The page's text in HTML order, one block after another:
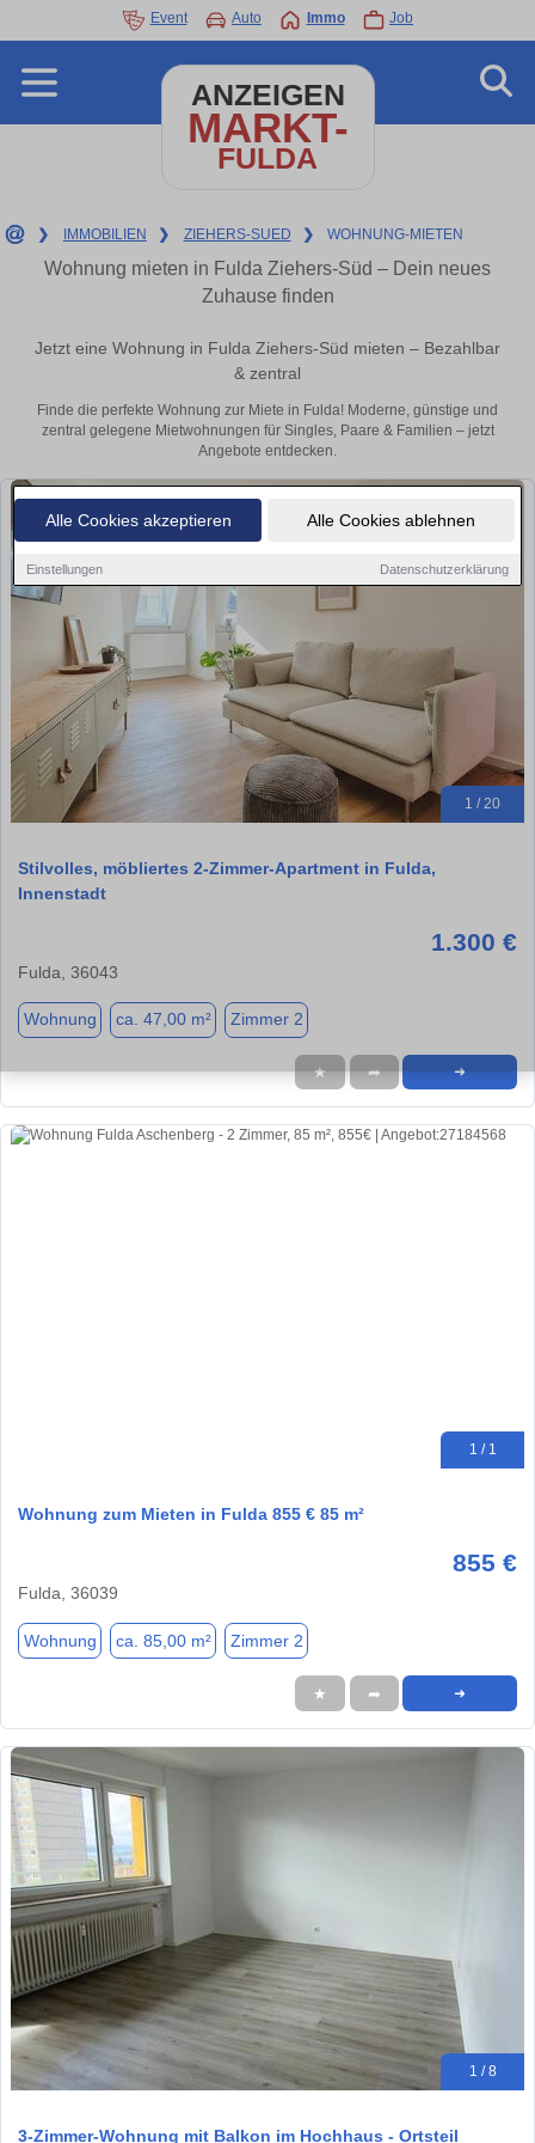
Alle Cookies akzeptieren Alle Cookies ablehnen
Einstellungen Datenschutzerklärung
Event Auto Immo Job
ANZEIGEN
MARKT-
FULDA
❯ IMMOBILIEN ❯ ZIEHERS-SUED ❯ WOHNUNG-MIETEN
Wohnung mieten in Fulda Ziehers-Süd – Dein neues
Zuhause finden
Jetzt eine Wohnung in Fulda Ziehers-Süd mieten – Bezahlbar
& zentral
Finde die perfekte Wohnung zur Miete in Fulda! Moderne, günstige und
zentral gelegene Mietwohnungen für Singles, Paare & Familien – jetzt
Angebote entdecken.
1 / 20
Stilvolles, möbliertes 2-Zimmer-Apartment in Fulda,
Innenstadt
1.300 €
Fulda, 36043
Wohnung ca. 47,00 m² Zimmer 2
★ ➦ ➜
1 / 1
Wohnung zum Mieten in Fulda 855 € 85 m²
855 €
Fulda, 36039
Wohnung ca. 85,00 m² Zimmer 2
★ ➦ ➜
1 / 8
3-Zimmer-Wohnung mit Balkon im Hochhaus - Ortsteil